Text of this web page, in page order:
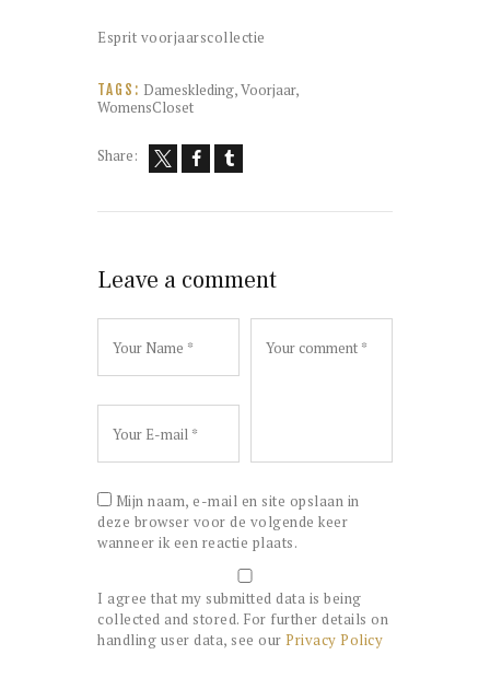
Esprit voorjaarscollectie
TAGS: Dameskleding,Voorjaar,
WomensCloset
Share:
Leave a comment
Mijn naam, e-mail en site opslaan in
deze browser voor de volgende keer
wanneer ik een reactie plaats.
I agree that my submitted data is being
collected and stored. For further details on
handling user data, see our Privacy Policy